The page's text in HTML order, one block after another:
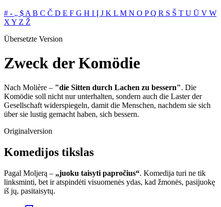
# ‐ „ $ A B C Č D E F G H I Į J K L M N O PQ R S Š T U Ū V W
X Y Z Ž
Übersetzte Version
Zweck der Komödie
Nach Molière – "die Sitten durch Lachen zu bessern". Die
Komödie soll nicht nur unterhalten, sondern auch die Laster der
Gesellschaft widerspiegeln, damit die Menschen, nachdem sie sich
über sie lustig gemacht haben, sich bessern.
Originalversion
Komedijos tikslas
Pagal Moljerą – „juoku taisyti papročius“. Komedija turi ne tik
linksminti, bet ir atspindėti visuomenės ydas, kad žmonės, pasijuokę
iš jų, pasitaisytų.